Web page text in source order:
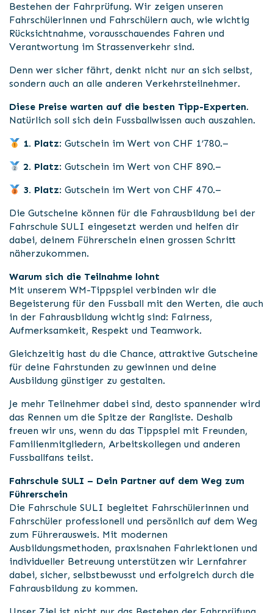
Bestehen der Fahrprüfung. Wir zeigen unseren
Fahrschülerinnen und Fahrschülern auch, wie wichtig
Rücksichtnahme, vorausschauendes Fahren und
Verantwortung im Strassenverkehr sind.
Denn wer sicher fährt, denkt nicht nur an sich selbst,
sondern auch an alle anderen Verkehrsteilnehmer.
Diese Preise warten auf die besten Tipp-Experten.
Natürlich soll sich dein Fussballwissen auch auszahlen.
1. Platz: Gutschein im Wert von CHF 1’780.–
2. Platz: Gutschein im Wert von CHF 890.–
3. Platz: Gutschein im Wert von CHF 470.–
Die Gutscheine können für die Fahrausbildung bei der
Fahrschule SULI eingesetzt werden und helfen dir
dabei, deinem Führerschein einen grossen Schritt
näherzukommen.
Warum sich die Teilnahme lohnt
Mit unserem WM-Tippspiel verbinden wir die
Begeisterung für den Fussball mit den Werten, die auch
in der Fahrausbildung wichtig sind: Fairness,
Aufmerksamkeit, Respekt und Teamwork.
Gleichzeitig hast du die Chance, attraktive Gutscheine
für deine Fahrstunden zu gewinnen und deine
Ausbildung günstiger zu gestalten.
Je mehr Teilnehmer dabei sind, desto spannender wird
das Rennen um die Spitze der Rangliste. Deshalb
freuen wir uns, wenn du das Tippspiel mit Freunden,
Familienmitgliedern, Arbeitskollegen und anderen
Fussballfans teilst.
Fahrschule SULI – Dein Partner auf dem Weg zum
Führerschein
Die Fahrschule SULI begleitet Fahrschülerinnen und
Fahrschüler professionell und persönlich auf dem Weg
zum Führerausweis. Mit modernen
Ausbildungsmethoden, praxisnahen Fahrlektionen und
individueller Betreuung unterstützen wir Lernfahrer
dabei, sicher, selbstbewusst und erfolgreich durch die
Fahrausbildung zu kommen.